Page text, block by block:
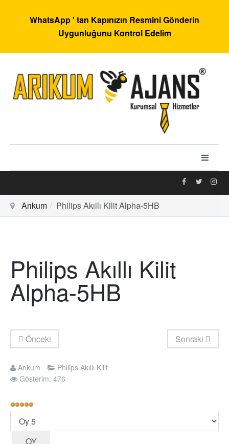
WhatsApp ' tan Kapınızın Resmini Gönderin
Uygunluğunu Kontrol Edelim
Arıkum Philips Akıllı Kilit Alpha-5HB
Philips Akıllı Kilit
Alpha-5HB
Önceki Sonraki
Arıkum
Philips Akıllı Kilit
Gösterim: 476
Kullanıcı
Oyu: 5/
Lütfen
oylayın